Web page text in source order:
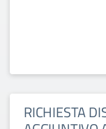
RICHIESTA